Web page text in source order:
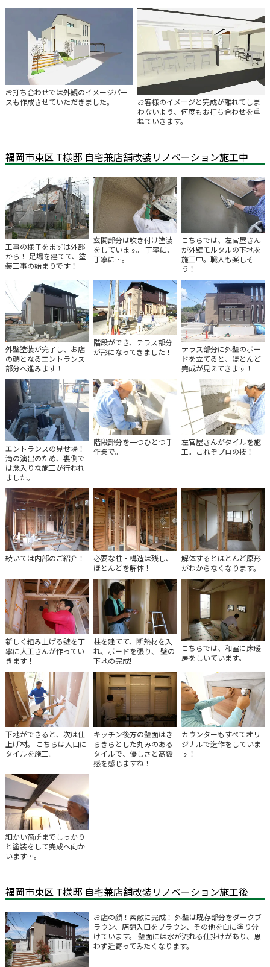
お打ち合わせでは外観のイメージパー
スも作成させていただきました。
お客様のイメージと完成が離れてしま
わないよう、何度もお打ち合わせを重
ねていきます。
福岡市東区 T様邸 自宅兼店舗改装リノベーション施工中
工事の様子をまずは外部
から！ 足場を建てて、塗
装工事の始まりです！
玄関部分は吹き付け塗装
をしています。 丁寧に、
丁寧に…。
こちらでは、左官屋さん
が外壁モルタルの下地を
施工中。職人も楽しそ
う！
外壁塗装が完了し、お店
の顔となるエントランス
部分へ進みます！
階段ができ、テラス部分
が形になってきました！
テラス部分に外壁のボー
ドを立てると、ほとんど
完成が見えてきます！
エントランスの見せ場！
滝の演出のため、裏側で
は念入りな施工が行われ
ました。
階段部分を一つひとつ手
作業で。
左官屋さんがタイルを施
工。これぞプロの技！
続いては内部のご紹介！
必要な柱・構造は残し、
ほとんどを解体！
解体するとほとんど原形
がわからなくなります。
新しく組み上げる壁を丁
寧に大工さんが作ってい
きます！
柱を建てて、断熱材を入
れ、ボードを張り、 壁の
下地の完成!
こちらでは、和室に床暖
房をしいています。
下地ができると、次は仕
上げ材。 こちらは入口に
タイルを施工。
キッチン後方の壁面はき
らきらとした丸みのある
タイルで、優しさと高級
感を感じますね！
カウンターもすべてオリ
ジナルで造作をしていま
す！
細かい箇所までしっかり
と塗装をして完成へ向か
います…。
福岡市東区 T様邸 自宅兼店舗改装リノベーション施工後
お店の顔！素敵に完成！ 外壁は既存部分をダークブ
ラウン、店舗入口をブラウン、その他を白に塗り分
けています。 壁面には水が流れる仕掛けがあり、思
わず近寄ってみたくなります。